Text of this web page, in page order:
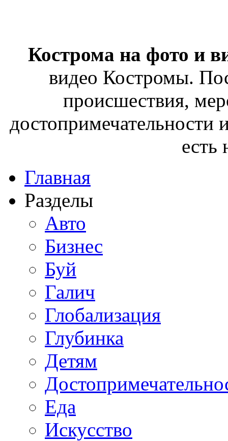
Кострома на фото и
видео Костромы.
происшествия,
достопримечательности
есть
Главная
Разделы
Авто
Бизнес
Буй
Галич
Глобализация
Глубинка
Детям
Еда
Искусство